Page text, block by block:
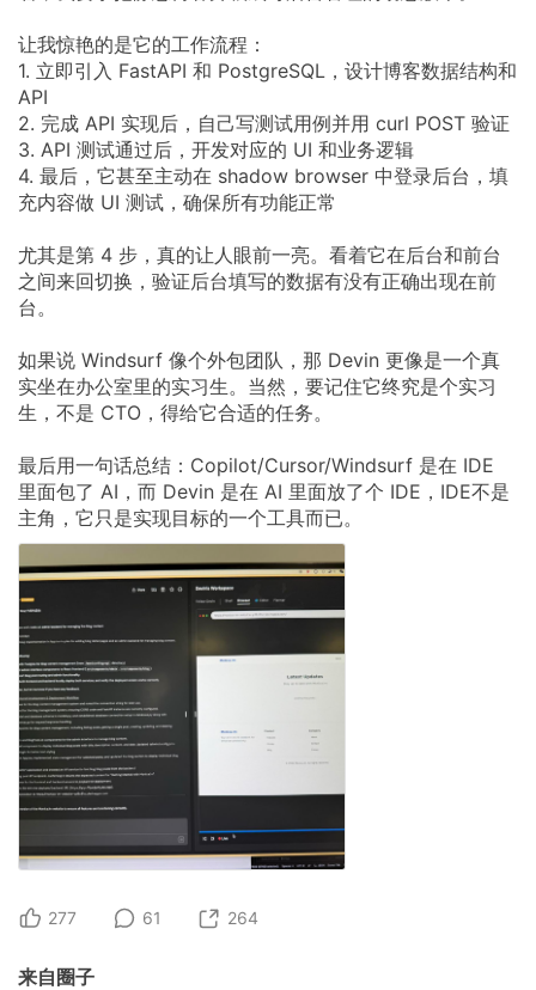
让我惊艳的是它的工作流程：
1. 立即引入 FastAPI 和 PostgreSQL，设计博客数据结构和
API
2. 完成 API 实现后，自己写测试用例并用 curl POST 验证
3. API 测试通过后，开发对应的 UI 和业务逻辑
4. 最后，它甚至主动在 shadow browser 中登录后台，填
充内容做 UI 测试，确保所有功能正常
尤其是第 4 步，真的让人眼前一亮。看着它在后台和前台
之间来回切换，验证后台填写的数据有没有正确出现在前
台。
如果说 Windsurf 像个外包团队，那 Devin 更像是一个真
实坐在办公室里的实习生。当然，要记住它终究是个实习
生，不是 CTO，得给它合适的任务。
最后用一句话总结：Copilot/Cursor/Windsurf 是在 IDE
里面包了 AI，而 Devin 是在 AI 里面放了个 IDE，IDE不是
主角，它只是实现目标的一个工具而已。
277 61 264
来自圈子